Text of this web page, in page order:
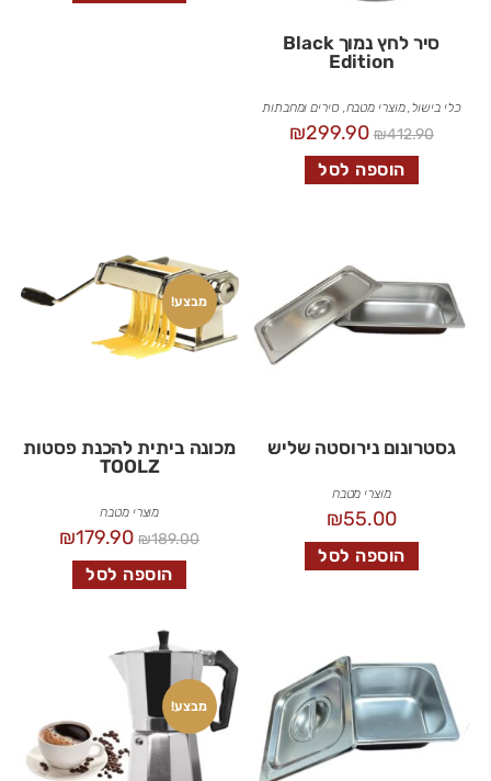
סיר לחץ נמוך Black
Edition
כלי בישול,מוצרי מטבח,סירים ומחבתות
₪412.90
₪299.90
הוספה לסל
גסטרונום נירוסטה שליש
מוצרי מטבח
₪55.00
הוספה לסל
מבצע!
מכונה ביתית להכנת פסטות
TOOLZ
מוצרי מטבח
₪189.00
₪179.90
הוספה לסל
מבצע!